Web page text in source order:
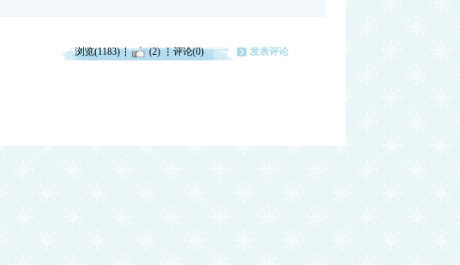
浏览(1183) (2) 评论(0) 发表评论